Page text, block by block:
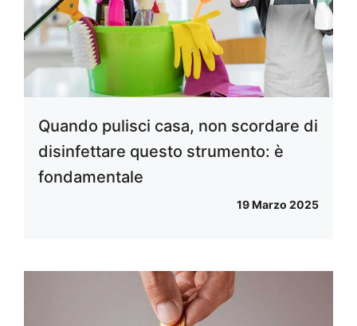
Quando pulisci casa, non scordare di
disinfettare questo strumento: è
fondamentale
19 Marzo 2025